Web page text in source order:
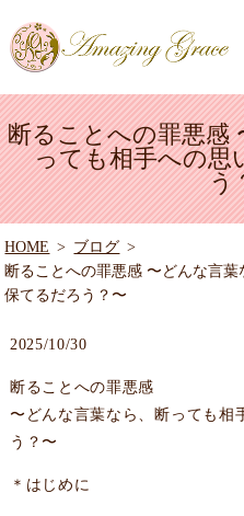
断ることへの罪悪感
っても相手への思
う
HOME
ブログ
断ることへの罪悪感 〜どんな言
保てるだろう？〜
2025/10/30
断ることへの罪悪感
〜どんな言葉なら、断っても相
う？〜
＊はじめに